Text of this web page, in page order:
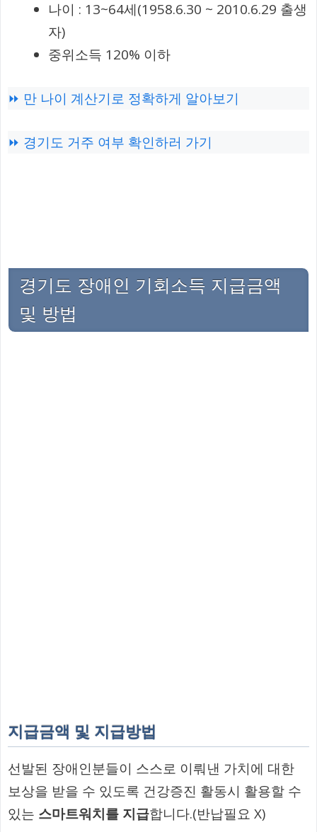
나이 : 13~64세(1958.6.30 ~ 2010.6.29 출생
자)
중위소득 120% 이하
⏩ 만 나이 계산기로 정확하게 알아보기
⏩ 경기도 거주 여부 확인하러 가기
경기도 장애인 기회소득 지급금액
및 방법
지급금액 및 지급방법
선발된 장애인분들이 스스로 이뤄낸 가치에 대한
보상을 받을 수 있도록 건강증진 활동시 활용할 수
있는 스마트워치를 지급합니다.(반납필요 X)